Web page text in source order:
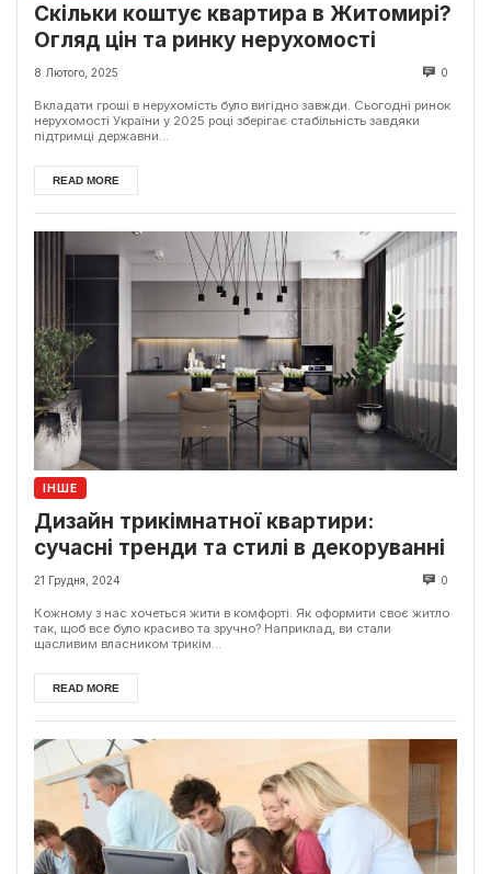
Скільки коштує квартира в Житомирі?
Огляд цін та ринку нерухомості
8 Лютого, 2025 0
Вкладати гроші в нерухомість було вигідно завжди. Сьогодні ринок
нерухомості України у 2025 році зберігає стабільність завдяки
підтримці державни...
READ MORE
ІНШЕ
Дизайн трикімнатної квартири:
сучасні тренди та стилі в декоруванні
21 Грудня, 2024 0
Кожному з нас хочеться жити в комфорті. Як оформити своє житло
так, щоб все було красиво та зручно? Наприклад, ви стали
щасливим власником трикім...
READ MORE